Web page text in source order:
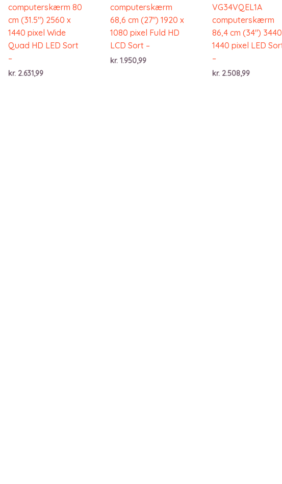
computerskærm 80
cm (31.5″) 2560 x
1440 pixel Wide
Quad HD LED Sort
–
kr. 2.631,99
computerskærm
68,6 cm (27″) 1920 x
1080 pixel Fuld HD
LCD Sort –
kr.1.950,99
VG34VQEL1A
computerskærm
86,4 cm (34″)
1440 pixel LED
–
kr.2.508,99